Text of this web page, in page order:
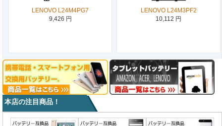
LENOVO L24M4PG7
9,426 円
LENOVO L24M3PF2
10,112 円
本店の注目商品！